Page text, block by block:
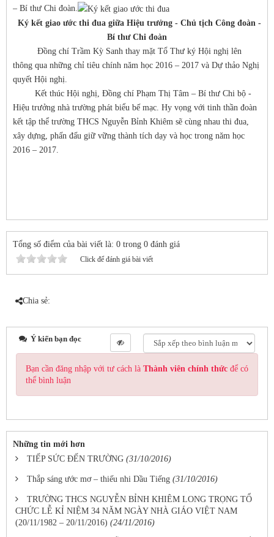
– Bí thư Chi đoàn.
Ký kết giao ước thi đua giữa Hiệu trưởng - Chủ tịch Công đoàn -
Bí thư Chi đoàn
Đồng chí Trầm Kỳ Sanh thay mặt Tổ Thư ký Hội nghị lên
thông qua những chỉ tiêu chính năm học 2016 – 2017 và Dự thảo Nghị
quyết Hội nghị.
Kết thúc Hội nghị, Đồng chí Phạm Thị Tâm – Bí thư Chi bộ -
Hiệu trưởng nhà trường phát biểu bế mạc. Hy vọng với tinh thần đoàn
kết tập thể trường THCS Nguyễn Bỉnh Khiêm sẽ cùng nhau thi đua,
xây dựng, phấn đấu giữ vững thành tích dạy và học trong năm học
2016 – 2017.
Tổng số điểm của bài viết là: 0 trong 0 đánh giá
Click để đánh giá bài viết
Chia sẻ:
Ý kiến bạn đọc
Bạn cần đăng nhập với tư cách là Thành viên chính thức để có
thể bình luận
Những tin mới hơn
TIẾP SỨC ĐẾN TRƯỜNG (31/10/2016)
Thắp sáng ước mơ – thiếu nhi Dầu Tiếng (31/10/2016)
TRƯỜNG THCS NGUYỄN BỈNH KHIÊM LONG TRỌNG TỔ
CHỨC LỄ KỈ NIỆM 34 NĂM NGÀY NHÀ GIÁO VIỆT NAM
(20/11/1982 – 20/11/2016) (24/11/2016)